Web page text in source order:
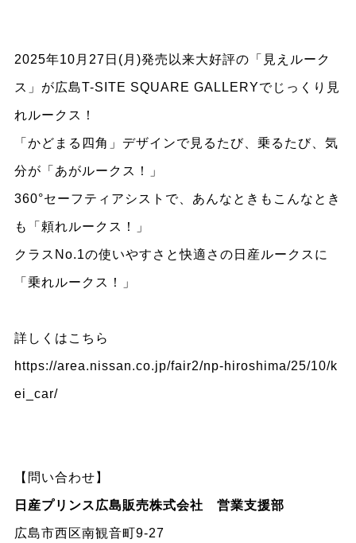
2025年10月27日(月)発売以来大好評の「見えルーク
ス」が広島T-SITE SQUARE GALLERYでじっくり見
れルークス！
「かどまる四角」デザインで見るたび、乗るたび、気
分が「あがルークス！」
360°セーフティアシストで、あんなときもこんなとき
も「頼れルークス！」
クラスNo.1の使いやすさと快適さの日産ルークスに
「乗れルークス！」
詳しくは こちら
https://area.nissan.co.jp/fair2/np-hiroshima/25/10/k
ei_car/
【問い合わせ】
日産プリンス広島販売株式会社 営業支援部
広島市西区南観音町9-27